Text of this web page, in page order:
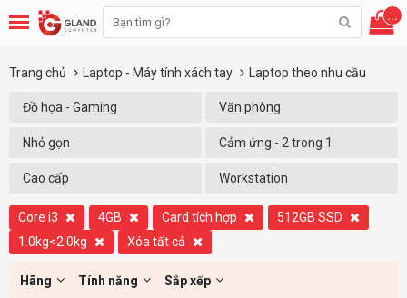
...
Trang chủ Laptop - Máy tính xách tay Laptop theo nhu cầu
Đồ họa - Gaming Văn phòng
Nhỏ gọn Cảm ứng - 2 trong 1
Cao cấp Workstation
Core i3 4GB Card tích hợp
512GB SSD
1.0kg<2.0kg
Xóa tất cả
Hãng Tính năng Sắp xếp